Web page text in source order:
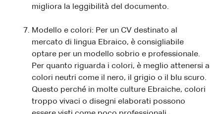
migliora la leggibilità del documento.
Modello e colori: Per un CV destinato al
mercato di lingua Ebraico, è consigliabile
optare per un modello sobrio e professionale.
Per quanto riguarda i colori, è meglio attenersi a
colori neutri come il nero, il grigio o il blu scuro.
Questo perché in molte culture Ebraiche, colori
troppo vivaci o disegni elaborati possono